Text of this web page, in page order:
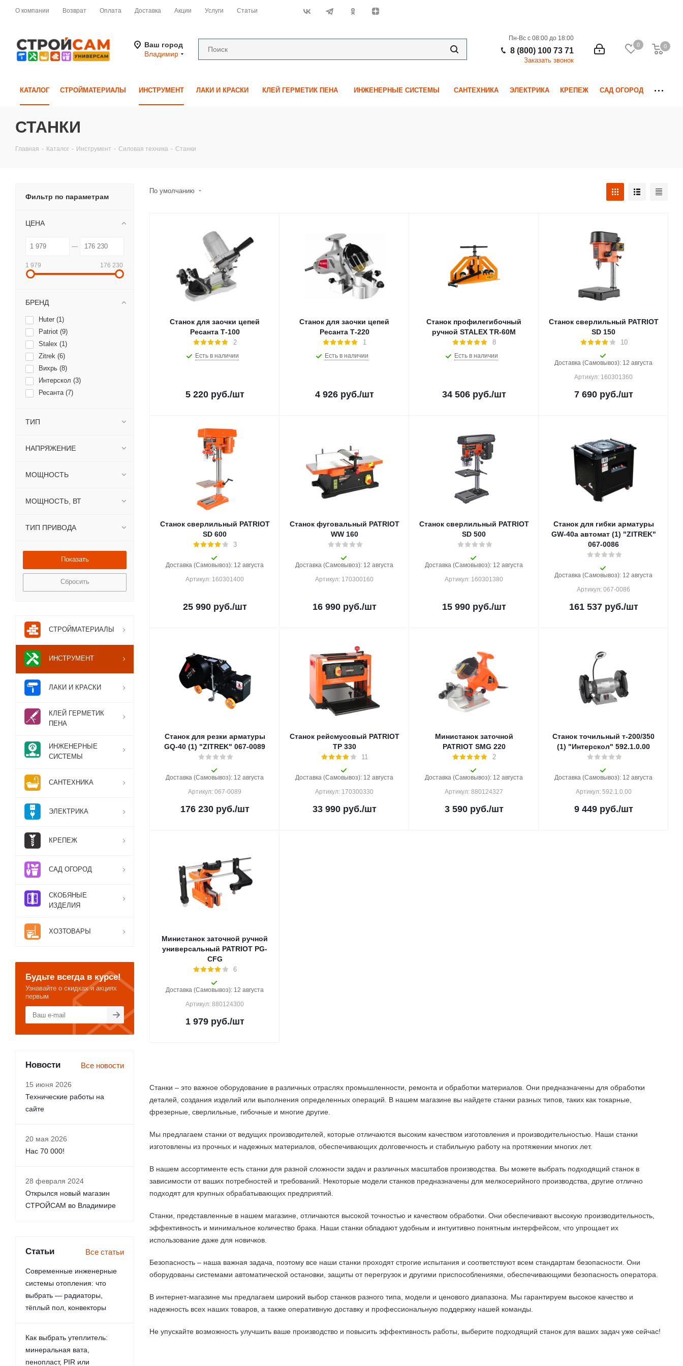
О компании Возврат Оплата Доставка Акции Услуги Статьи
Ваш город
Владимир
0 0
0
Пн-Вс с 08:00 до 18:00
8 (800) 100 73 71
Заказать звонок
КАТАЛОГ СТРОЙМАТЕРИАЛЫ ИНСТРУМЕНТ ЛАКИ И КРАСКИ КЛЕЙ ГЕРМЕТИК ПЕНА ИНЖЕНЕРНЫЕ СИСТЕМЫ САНТЕХНИКА ЭЛЕКТРИКА КРЕПЕЖ САД ОГОРОД
СТАНКИ
Главная - Каталог - Инструмент - Силовая техника - Станки
По умолчанию
Станок для заочки цепей
Ресанта Т-100
2
Есть в наличии
5 220руб./шт
Станок для заочки цепей
Ресанта Т-220
1
Есть в наличии
4 926руб./шт
Станок профилегибочный
ручной STALEX TR-60M
8
Есть в наличии
34 506руб./шт
Станок сверлильный PATRIOT
SD 150
10
Доставка (Самовывоз): 12 августа
Артикул: 160301360
7 690руб./шт
Станок сверлильный PATRIOT
SD 600
3
Доставка (Самовывоз): 12 августа
Артикул: 160301400
25 990руб./шт
Станок фуговальный PATRIOT
WW 160
Доставка (Самовывоз): 12 августа
Артикул: 170300160
16 990руб./шт
Станок сверлильный PATRIOT
SD 500
Доставка (Самовывоз): 12 августа
Артикул: 160301380
15 990руб./шт
Станок для гибки арматуры
GW-40а автомат (1) "ZITREK"
067-0086
Доставка (Самовывоз): 12 августа
Артикул: 067-0086
161 537руб./шт
Станок для резки арматуры
GQ-40 (1) "ZITREK" 067-0089
Доставка (Самовывоз): 12 августа
Артикул: 067-0089
176 230руб./шт
Станок рейсмусовый PATRIOT
TP 330
11
Доставка (Самовывоз): 12 августа
Артикул: 170300330
33 990руб./шт
Министанок заточной
PATRIOT SMG 220
2
Доставка (Самовывоз): 12 августа
Артикул: 880124327
3 590руб./шт
Станок точильный т-200/350
(1) "Интерскол" 592.1.0.00
Доставка (Самовывоз): 12 августа
Артикул: 592.1.0.00
9 449руб./шт
Министанок заточной ручной
универсальный PATRIOT PG-
CFG
6
Доставка (Самовывоз): 12 августа
Артикул: 880124300
1 979руб./шт
Станки – это важное оборудование в различных отраслях промышленности, ремонта и обработки материалов. Они предназначены для обработки
деталей, создания изделий или выполнения определенных операций. В нашем магазине вы найдете станки разных типов, таких как токарные,
фрезерные, сверлильные, гибочные и многие другие.
Мы предлагаем станки от ведущих производителей, которые отличаются высоким качеством изготовления и производительностью. Наши станки
изготовлены из прочных и надежных материалов, обеспечивающих долговечность и стабильную работу на протяжении многих лет.
В нашем ассортименте есть станки для разной сложности задач и различных масштабов производства. Вы можете выбрать подходящий станок в
зависимости от ваших потребностей и требований. Некоторые модели станков предназначены для мелкосерийного производства, другие отлично
подходят для крупных обрабатывающих предприятий.
Станки, представленные в нашем магазине, отличаются высокой точностью и качеством обработки. Они обеспечивают высокую производительность,
эффективность и минимальное количество брака. Наши станки обладают удобным и интуитивно понятным интерфейсом, что упрощает их
использование даже для новичков.
Безопасность – наша важная задача, поэтому все наши станки проходят строгие испытания и соответствуют всем стандартам безопасности. Они
оборудованы системами автоматической остановки, защиты от перегрузок и другими приспособлениями, обеспечивающими безопасность оператора.
В интернет-магазине мы предлагаем широкий выбор станков разного типа, модели и ценового диапазона. Мы гарантируем высокое качество и
надежность всех наших товаров, а также оперативную доставку и профессиональную поддержку нашей команды.
Не упускайте возможность улучшить ваше производство и повысить эффективность работы, выберите подходящий станок для ваших задач уже сейчас!
Фильтр по параметрам
ЦЕНА
1 979 176 230
БРЕНД
Huter (1)
Patriot (9)
Stalex (1)
Zitrek (6)
Вихрь (8)
Интерскол (3)
Ресанта (7)
ТИП
НАПРЯЖЕНИЕ
МОЩНОСТЬ
МОЩНОСТЬ, ВТ
ТИП ПРИВОДА
Сбросить
СТРОЙМАТЕРИАЛЫ
ИНСТРУМЕНТ
ЛАКИ И КРАСКИ
КЛЕЙ ГЕРМЕТИК
ПЕНА
ИНЖЕНЕРНЫЕ
СИСТЕМЫ
САНТЕХНИКА
ЭЛЕКТРИКА
КРЕПЕЖ
САД ОГОРОД
СКОБЯНЫЕ
ИЗДЕЛИЯ
ХОЗТОВАРЫ
Будьте всегда в курсе!
Узнавайте о скидках и акциях
первым
Новости Все новости
15 июня 2026
Технические работы на
сайте
20 мая 2026
Нас 70 000!
28 февраля 2024
Открылся новый магазин
СТРОЙСАМ во Владимире
Статьи Все статьи
Современные инженерные
системы отопления: что
выбрать — радиаторы,
тёплый пол, конвекторы
Как выбрать утеплитель:
минеральная вата,
пенопласт, PIR или